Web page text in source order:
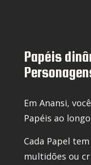
Papéis
Em Anansi,
Papéis ao
Cada Papel
multidões ou